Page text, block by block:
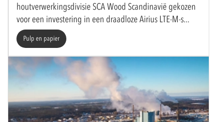
houtverwerkingsdivisie SCA Wood Scandinavië gekozen
voor een investering in een draadloze Airius LTE-M-s
Pulp en papier